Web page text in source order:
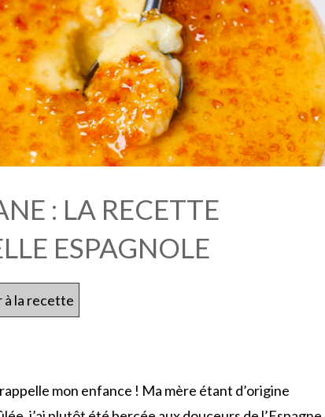
: LA RECETTE
ESPAGNOLE
à la recette
mon enfance ! Ma mère étant d’origine